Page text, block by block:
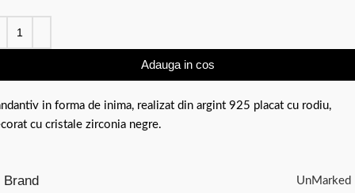
Adauga in cos
in forma de inima, realizat din argint 925 placat cu rodiu,
cu cristale zirconia negre.
Brand UnMarked